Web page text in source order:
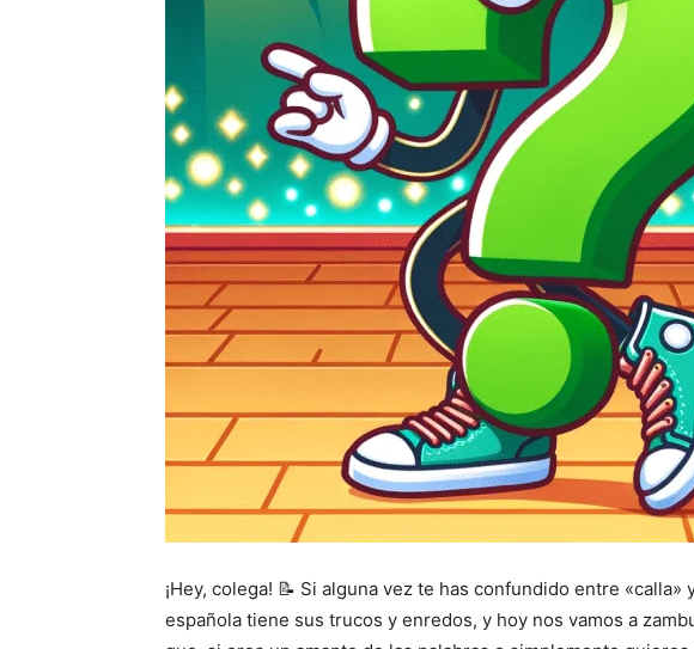
¡Hey, colega! 📝 Si alguna vez te has confundido entre «calla»
española tiene sus trucos y enredos, y hoy nos vamos a